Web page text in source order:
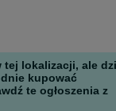
tej lokalizacji, ale
kupować
te ogłoszenia z